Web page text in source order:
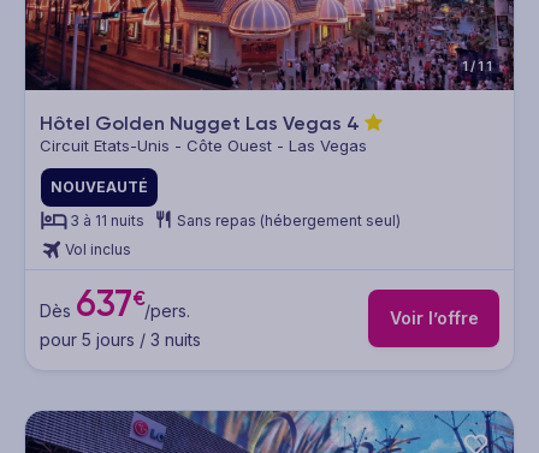
1/11
Hôtel Golden Nugget Las Vegas 4
Circuit Etats-Unis - Côte Ouest - Las Vegas
NOUVEAUTÉ
3 à 11 nuits
Sans repas (hébergement seul)
Vol inclus
Dès 637€/pers.
pour 5 jours / 3 nuits
Voir l’offre